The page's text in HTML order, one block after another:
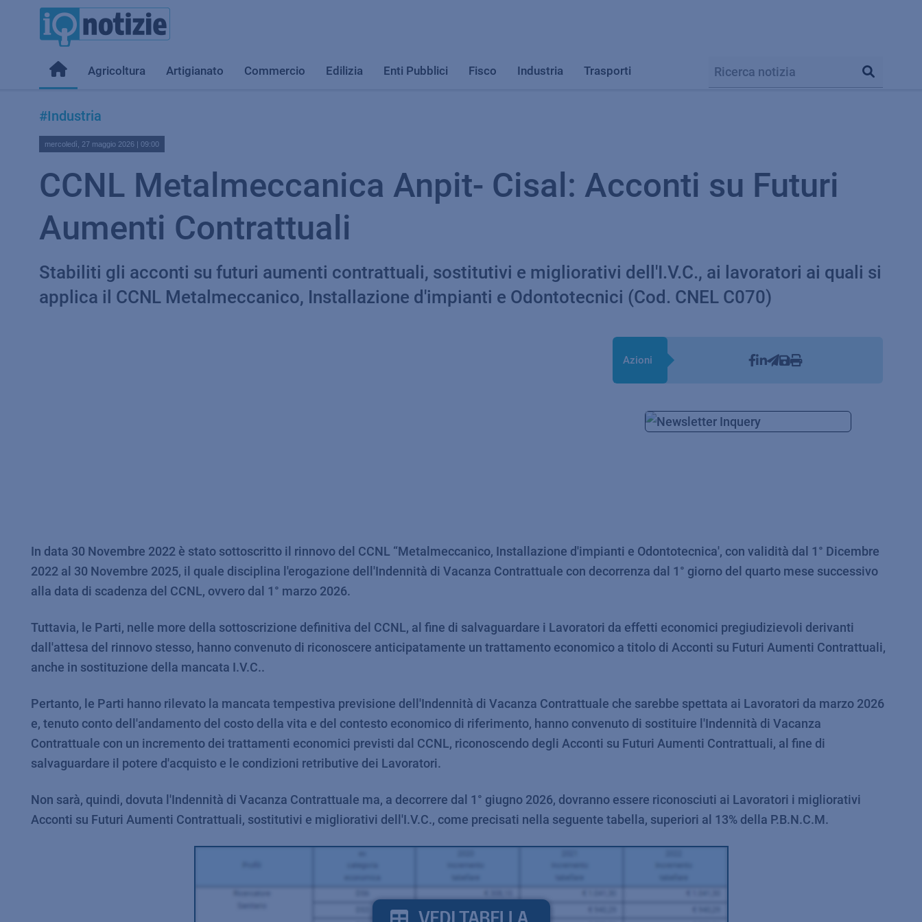
Agricoltura Artigianato Commercio Edilizia Enti Pubblici Fisco Industria Trasporti
#Industria
mercoledì, 27 maggio 2026 | 09:00
CCNL Metalmeccanica Anpit- Cisal: Acconti su Futuri
Aumenti Contrattuali
Stabiliti gli acconti su futuri aumenti contrattuali, sostitutivi e migliorativi dell'I.V.C., ai lavoratori ai quali si
applica il CCNL Metalmeccanico, Installazione d'impianti e Odontotecnici (Cod. CNEL C070)
Azioni
In data 30 Novembre 2022 è stato sottoscritto il rinnovo del CCNL “Metalmeccanico, Installazione d'impianti e Odontotecnica', con validità dal 1° Dicembre
2022 al 30 Novembre 2025, il quale disciplina l'erogazione dell'Indennità di Vacanza Contrattuale con decorrenza dal 1° giorno del quarto mese successivo
alla data di scadenza del CCNL, ovvero dal 1° marzo 2026.
Tuttavia, le Parti, nelle more della sottoscrizione definitiva del CCNL, al fine di salvaguardare i Lavoratori da effetti economici pregiudizievoli derivanti
dall'attesa del rinnovo stesso, hanno convenuto di riconoscere anticipatamente un trattamento economico a titolo di Acconti su Futuri Aumenti Contrattuali,
anche in sostituzione della mancata I.V.C..
Pertanto, le Parti hanno rilevato la mancata tempestiva previsione dell'Indennità di Vacanza Contrattuale che sarebbe spettata ai Lavoratori da marzo 2026
e, tenuto conto dell'andamento del costo della vita e del contesto economico di riferimento, hanno convenuto di sostituire l'Indennità di Vacanza
Contrattuale con un incremento dei trattamenti economici previsti dal CCNL, riconoscendo degli Acconti su Futuri Aumenti Contrattuali, al fine di
salvaguardare il potere d'acquisto e le condizioni retributive dei Lavoratori.
Non sarà, quindi, dovuta l'Indennità di Vacanza Contrattuale ma, a decorrere dal 1° giugno 2026, dovranno essere riconosciuti ai Lavoratori i migliorativi
Acconti su Futuri Aumenti Contrattuali, sostitutivi e migliorativi dell'I.V.C., come precisati nella seguente tabella, superiori al 13% della P.B.N.C.M.